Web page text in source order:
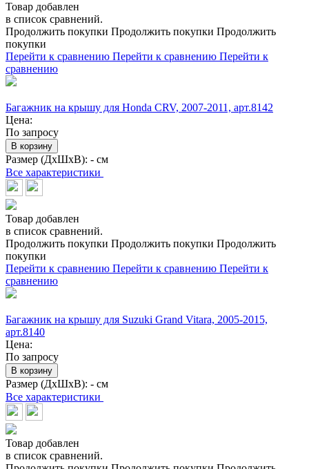
Товар добавлен
в список сравнений.
Продолжить покупки Продолжить покупки Продолжить
покупки
Перейти к сравнению Перейти к сравнению Перейти к
сравнению
Багажник на крышу для Honda CRV, 2007-2011, арт.8142
Цена:
По запросу
В корзину
Размер (ДхШхВ): - см
Все характеристики
Товар добавлен
в список сравнений.
Продолжить покупки Продолжить покупки Продолжить
покупки
Перейти к сравнению Перейти к сравнению Перейти к
сравнению
Багажник на крышу для Suzuki Grand Vitara, 2005-2015,
арт.8140
Цена:
По запросу
В корзину
Размер (ДхШхВ): - см
Все характеристики
Товар добавлен
в список сравнений.